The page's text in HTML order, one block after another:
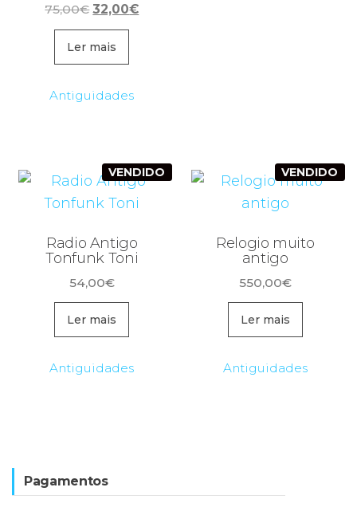
75,00€O
preço
original
era:
32,00€O
Ler mais
Antiguidades
VENDIDO
Radio Antigo
Tonfunk Toni
54,00€
Ler mais
Antiguidades
VENDIDO
Relogio muito
antigo
550,00€
Ler mais
Antiguidades
Pagamentos